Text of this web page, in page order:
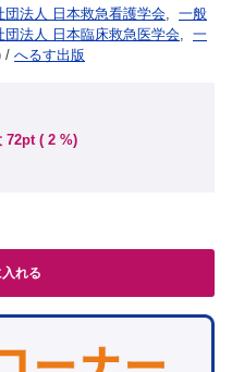
団法人 日本救急看護学会, 一般
団法人 日本臨床救急医学会, 一
/ へるす出版
72pt ( 2 %)
れる